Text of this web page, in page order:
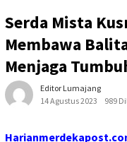
Serda Mista
Membawa
Menjaga
Editor Lumajang
14 Agustus 2023
989